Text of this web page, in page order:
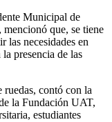
Municipal de
que, se tiene
las necesidades en
presencia de las
ruedas, contó con la
la Fundación UAT,
estudiantes